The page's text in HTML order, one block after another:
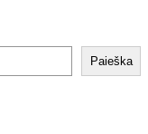
Paieška